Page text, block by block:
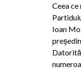
Ceea
Ioan
Datorită